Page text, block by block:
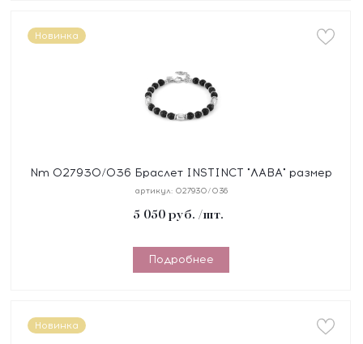
Новинка
Nm 027930/036 Браслет INSTINCT "ЛАВА" размер
18-21 см, синтетический шнур, сталь, камни
артикул: 027930/036
5 050 руб. /шт.
Подробнее
Новинка